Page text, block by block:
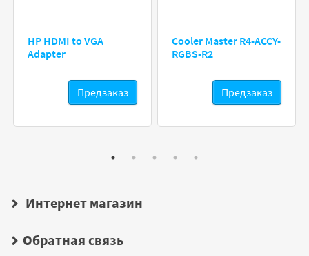
HP HDMI to VGA
Adapter
Предзаказ
Cooler Master R4-ACCY-
RGBS-R2
Предзаказ
Интернет магазин
Обратная связь